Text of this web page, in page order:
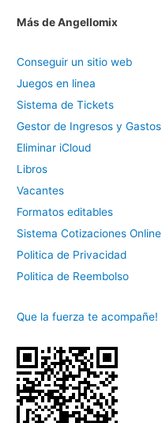
Más de Angellomix
Conseguir un sitio web
Juegos en linea
Sistema de Tickets
Gestor de Ingresos y Gastos
Eliminar iCloud
Libros
Vacantes
Formatos editables
Sistema Cotizaciones Online
Politica de Privacidad
Politica de Reembolso
Que la fuerza te acompañe!